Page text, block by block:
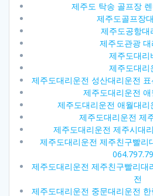
제주도 탁송 골프장
제주도골프장
제주도공항대
제주도관광 대
제주도대리
제주도대리
제주도대리운전 성산대리운전
제주도대리운전
제주도대리운전 애월대리
제주도대리운전 제
제주도대리운전 제주시대
제주도대리운전 제주친구빨리
제주도대리운전 제주친구빨리대
전
제주도대리운전 중문대리운전